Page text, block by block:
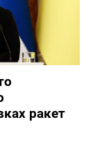
ракет